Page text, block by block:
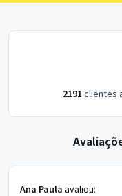
2191 clientes
Ana Paula avaliou: